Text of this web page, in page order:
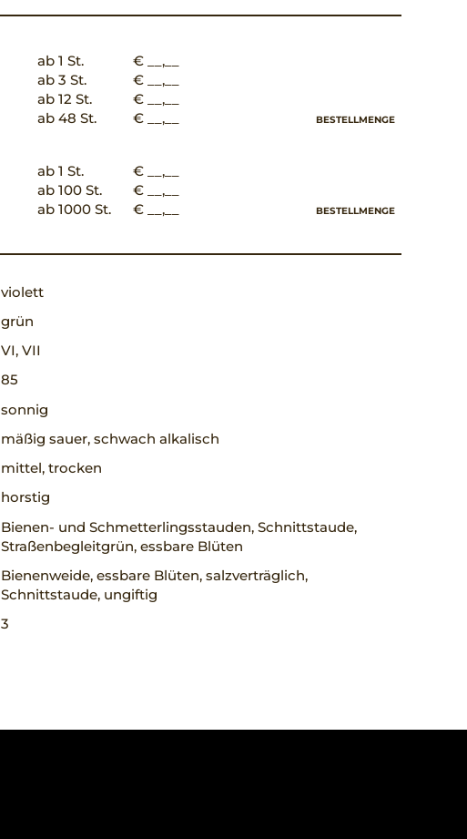
ab 1 St.
€ __,__
ab 3 St.
€ __,__
ab 12 St.
€ __,__
ab 48 St.
€ __,__ BESTELLMENGE
ab 1 St.
€ __,__
ab 100 St.
€ __,__
ab 1000 St.
€ __,__ BESTELLMENGE
violett
grün
VI, VII
85
sonnig
mäßig sauer, schwach alkalisch
mittel, trocken
horstig
Bienen- und Schmetterlingsstauden, Schnittstaude,
Straßenbegleitgrün, essbare Blüten
Bienenweide, essbare Blüten, salzverträglich,
Schnittstaude, ungiftig
3